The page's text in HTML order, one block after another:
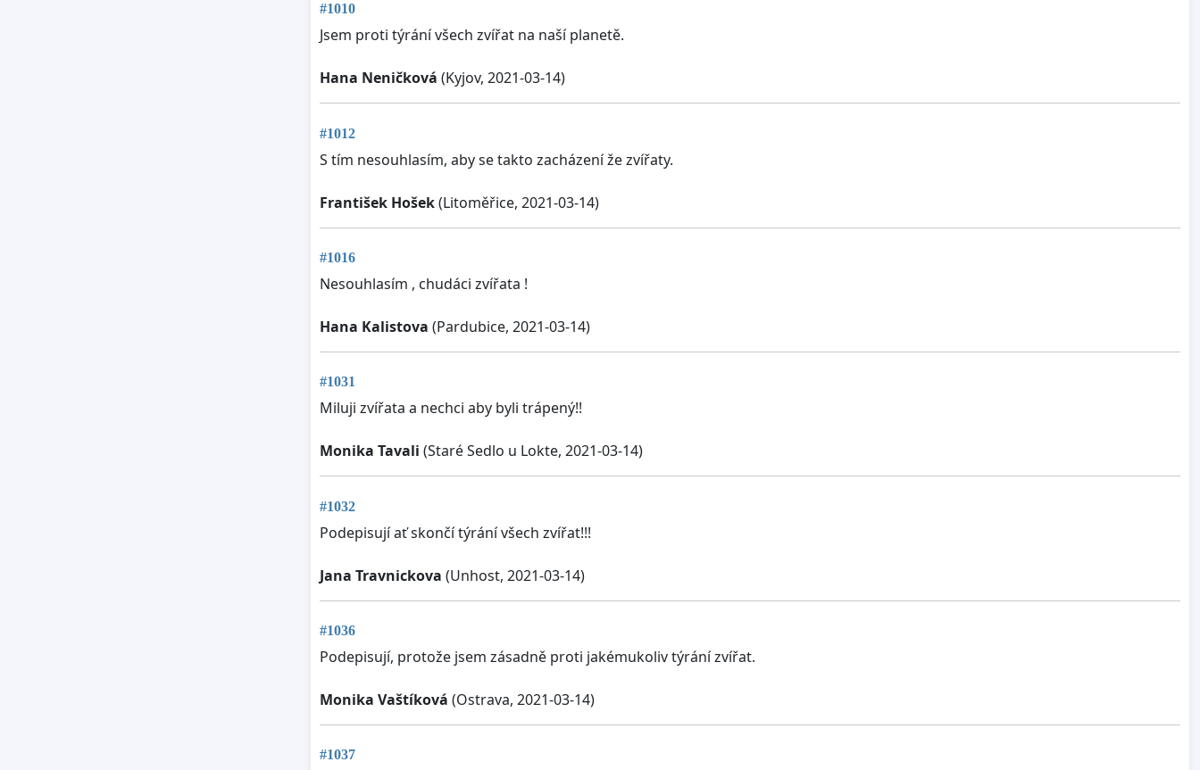
#1010
Jsem proti týrání všech zvířat na naší planetě.
Hana Neničková (Kyjov, 2021-03-14)
#1012
S tím nesouhlasím, aby se takto zacházení že zvířaty.
František Hošek(Litoměřice, 2021-03-14)
#1016
Nesouhlasím , chudáci zvířata !
Hana Kalistova (Pardubice, 2021-03-14)
#1031
Miluji zvířata a nechci aby byli trápený!!
Monika Tavali (Staré Sedlo u Lokte, 2021-03-14)
#1032
Podepisují ať skončí týrání všech zvířat!!!
Jana Travnickova (Unhost, 2021-03-14)
#1036
Podepisují, protože jsem zásadně proti jakémukoliv týrání zvířat.
Monika Vaštíková (Ostrava, 2021-03-14)
#1037